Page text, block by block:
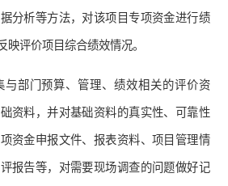
分析等方法，对该项目专项资金进行绩
映评价项目综合绩效情况。
与部门预算、管理、绩效相关的评价资
资料，并对基础资料的真实性、可靠性
资金申报文件、报表资料、项目管理情
报告等，对需要现场调查的问题做好记